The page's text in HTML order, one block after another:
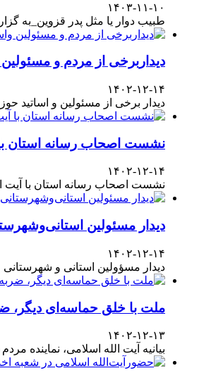
۱۴۰۳-۱۱-۱۰
طبیب دوار یا مثل پدر قزوین_به
دیداربرخی از مردم و
۱۴۰۲-۱۲-۱۴
دیدار برخی از مسئولین و
نشست اصحاب رسانه استان با
۱۴۰۲-۱۲-۱۴
نشست اصحاب رسانه استان با آیت
دیدار مسئولین
۱۴۰۲-۱۲-۱۴
دیدار مسؤولین استانی و
ملت با خلق حماسه‌ای دیگر،
۱۴۰۲-۱۲-۱۳
بیانیه آیت الله اسلامی، نماینده مردم شریف استان